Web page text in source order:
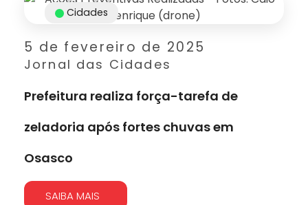
5 de fevereiro de 2025
Jornal das Cidades
Cidades
Prefeitura realiza força-tarefa de
zeladoria após fortes chuvas em
Osasco
SAIBA MAIS